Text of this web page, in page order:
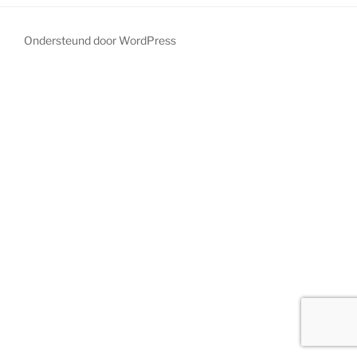
Ondersteund door WordPress